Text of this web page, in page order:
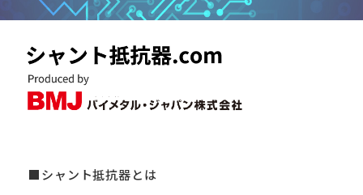
シャント抵抗器とは